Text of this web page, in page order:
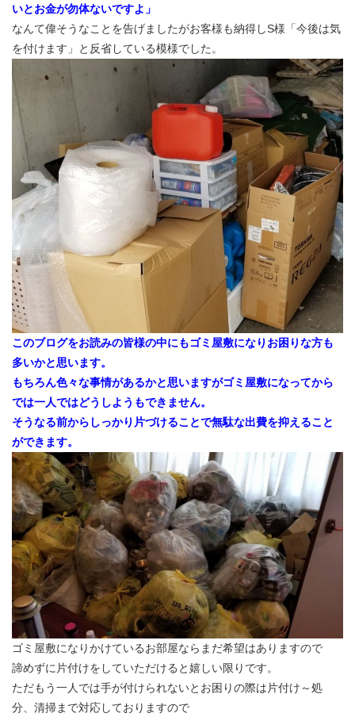
いとお金が勿体ないですよ」
なんて偉そうなことを告げましたがお客様も納得しS様「今後は気
を付けます」と反省している模様でした。
このブログをお読みの皆様の中にもゴミ屋敷になりお困りな方も
多いかと思います。
もちろん色々な事情があるかと思いますがゴミ屋敷になってから
では一人ではどうしようもできません。
そうなる前からしっかり片づけることで無駄な出費を抑えること
ができます。
ゴミ屋敷になりかけているお部屋ならまだ希望はありますので
諦めずに片付けをしていただけると嬉しい限りです。
ただもう一人では手が付けられないとお困りの際は片付け～処
分、清掃まで対応しておりますので